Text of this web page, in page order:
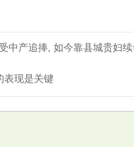
中产追捧, 如今靠县城贵妇
表现是关键